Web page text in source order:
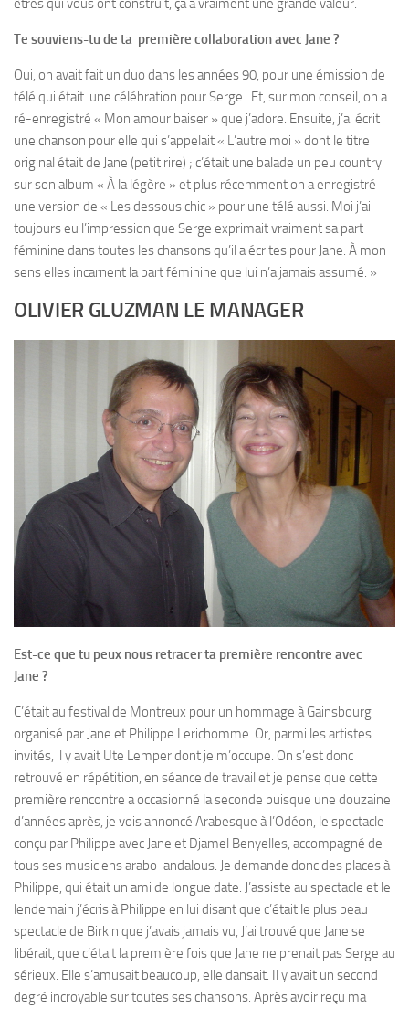
êtres qui vous ont construit, ça a vraiment une grande valeur.
Te souviens-tu de ta première collaboration avec Jane ?
Oui, on avait fait un duo dans les années 90, pour une émission de
télé qui était une célébration pour Serge. Et, sur mon conseil, on a
ré-enregistré « Mon amour baiser » que j’adore. Ensuite, j’ai écrit
une chanson pour elle qui s’appelait « L’autre moi » dont le titre
original était de Jane (petit rire) ; c’était une balade un peu country
sur son album « À la légère » et plus récemment on a enregistré
une version de « Les dessous chic » pour une télé aussi. Moi j’ai
toujours eu l’impression que Serge exprimait vraiment sa part
féminine dans toutes les chansons qu’il a écrites pour Jane. À mon
sens elles incarnent la part féminine que lui n’a jamais assumé. »
OLIVIER GLUZMAN LE MANAGER
Est-ce que tu peux nous retracer ta première rencontre avec
Jane ?
C’était au festival de Montreux pour un hommage à Gainsbourg
organisé par Jane et Philippe Lerichomme. Or, parmi les artistes
invités, il y avait Ute Lemper dont je m’occupe. On s’est donc
retrouvé en répétition, en séance de travail et je pense que cette
première rencontre a occasionné la seconde puisque une douzaine
d’années après, je vois annoncé Arabesque à l’Odéon, le spectacle
conçu par Philippe avec Jane et Djamel Benyelles, accompagné de
tous ses musiciens arabo-andalous. Je demande donc des places à
Philippe, qui était un ami de longue date. J’assiste au spectacle et le
lendemain j’écris à Philippe en lui disant que c’était le plus beau
spectacle de Birkin que j’avais jamais vu, J’ai trouvé que Jane se
libérait, que c’était la première fois que Jane ne prenait pas Serge au
sérieux. Elle s’amusait beaucoup, elle dansait. Il y avait un second
degré incroyable sur toutes ses chansons. Après avoir reçu ma